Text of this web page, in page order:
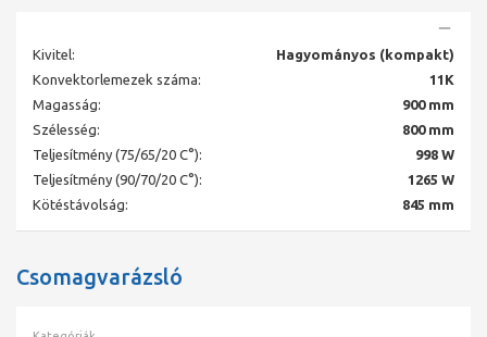
Kivitel:
Hagyományos (kompakt)
Konvektorlemezek száma:
11K
Magasság:
900 mm
Szélesség:
800 mm
Teljesítmény (75/65/20 C°):
998 W
Teljesítmény (90/70/20 C°):
1265 W
Kötéstávolság:
845 mm
Csomagvarázsló